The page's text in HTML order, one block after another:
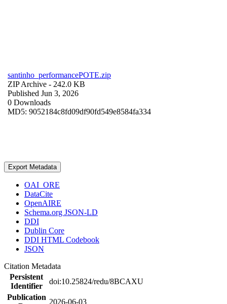
santinho_performancePOTE.zip
ZIP Archive - 242.0 KB
Published Jun 3, 2026
0 Downloads
MD5: 9052184c8fd09df90fd549e8584fa334
Export Metadata
OAI_ORE
DataCite
OpenAIRE
Schema.org JSON-LD
DDI
Dublin Core
DDI HTML Codebook
JSON
Citation Metadata
Persistent
Identifier
doi:10.25824/redu/8BCAXU
Publication
2026-06-03